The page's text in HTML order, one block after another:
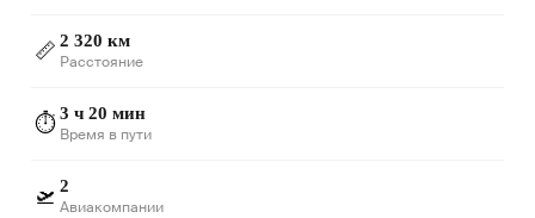
📏 2 320 км
Расстояние
⏱️3 ч 20 мин
Время в пути
🛫 2
Авиакомпании